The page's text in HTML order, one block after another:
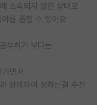
소속되지 않은 상태로
를 좁힐 수 있어요
부하기 보다는
면서
상의하여 정하는걸 추천